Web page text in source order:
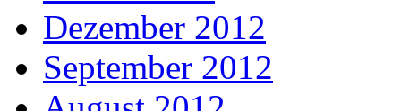
Dezember 2012
September 2012